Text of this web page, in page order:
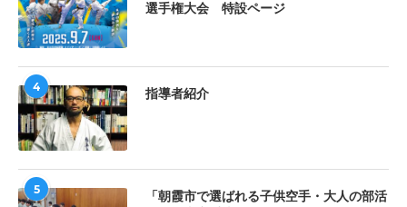
選手権大会 特設ページ
4
指導者紹介
5
「朝霞市で選ばれる子供空手・大人の部活